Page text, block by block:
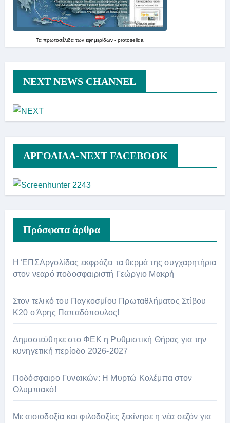
Τα πρωτοσέλιδα των εφημερίδων - protoselida
NEXT NEWS CHANNEL
ΑΡΓΟΛΙΔΑ-ΝΕΧΤ FACEBOOK
Πρόσφατα άρθρα
Η ΈΠΣΑργολίδας εκφράζει τα θερμά της συγχαρητήρια
στον νεαρό ποδοσφαιριστή Γεώργιο Μακρή
Στον τελικό του Παγκοσμίου Πρωταθλήματος Στίβου
Κ20 ο Άρης Παπαδόπουλος!
Δημοσιεύθηκε στο ΦΕΚ η Ρυθμιστική Θήρας για την
κυνηγετική περίοδο 2026-2027
Ποδόσφαιρο Γυναικών: Η Μυρτώ Κολέμπα στον
Ολυμπιακό!
Με αισιοδοξία και φιλοδοξίες ξεκίνησε η νέα σεζόν για